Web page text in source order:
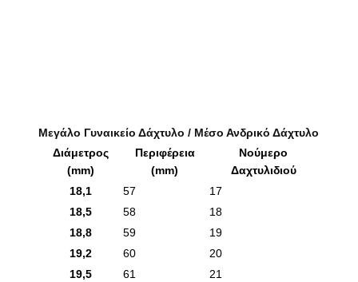
Μεγάλο Γυναικείο Δάχτυλο / Μέσο Ανδρικό Δάχτυλο
Διάμετρος
(mm)
Περιφέρεια
(mm)
Νούμερο
Δαχτυλιδιού
18,1
57
17
18,5
58
18
18,8
59
19
19,2
60
20
19,5
61
21